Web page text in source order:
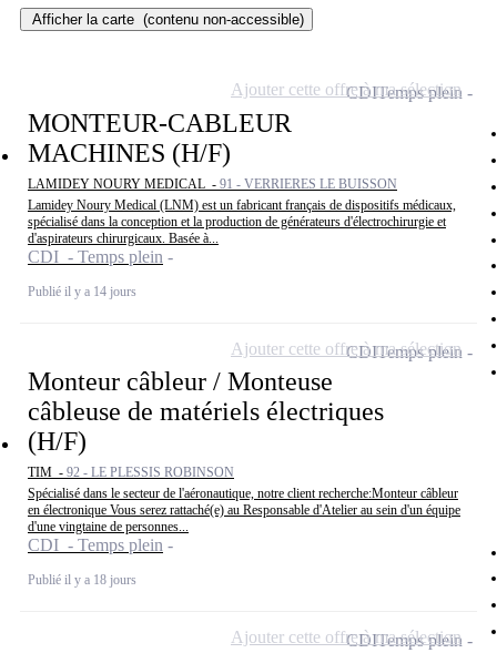
Afficher la carte (contenu non-accessible)
MONTEUR-CABLEUR
MACHINES (H/F)
LAMIDEY NOURY MEDICAL - 91 - VERRIERES LE BUISSON
Lamidey Noury Medical (LNM) est un fabricant français de dispositifs médicaux,
spécialisé dans la conception et la production de générateurs d'électrochirurgie et
d'aspirateurs chirurgicaux. Basée à...
CDI - Temps plein
Publié il y a 14 jours
CDITemps plein
Ajouter cette offre à ma sélection
Monteur câbleur / Monteuse
câbleuse de matériels électriques
(H/F)
TIM - 92 - LE PLESSIS ROBINSON
Spécialisé dans le secteur de l'aéronautique, notre client recherche:Monteur câbleur
en électronique Vous serez rattaché(e) au Responsable d'Atelier au sein d'un équipe
d'une vingtaine de personnes...
CDI - Temps plein
Publié il y a 18 jours
CDITemps plein
Ajouter cette offre à ma sélection
CDITemps plein
Ajouter cette offre à ma sélection